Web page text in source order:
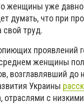
женщины уже
думать, что при
свой труд.
проявлений
женщины
возглавлявший до
Украины
отраслями с